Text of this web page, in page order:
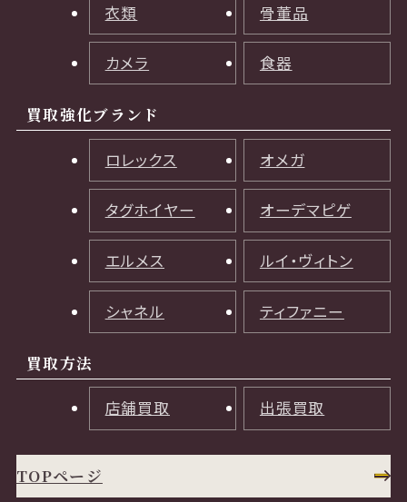
衣類 骨董品
カメラ 食器
買取強化ブランド
ロレックス オメガ
タグホイヤー オーデマピゲ
エルメス ルイ・ヴィトン
シャネル ティファニー
買取方法
店舗買取 出張買取
TOPページ